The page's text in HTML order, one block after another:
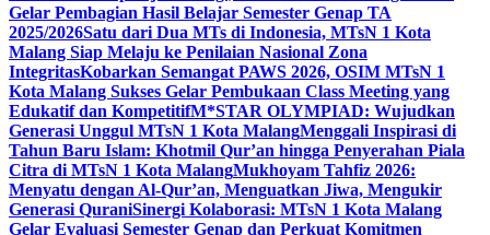
Gelar Pembagian Hasil Belajar Semester Genap TA
2025/2026Satu dari Dua MTs di Indonesia, MTsN 1 Kota
Malang Siap Melaju ke Penilaian Nasional Zona
IntegritasKobarkan Semangat PAWS 2026, OSIM MTsN 1
Kota Malang Sukses Gelar Pembukaan Class Meeting yang
Edukatif dan KompetitifM*STAR OLYMPIAD: Wujudkan
Generasi Unggul MTsN 1 Kota MalangMenggali Inspirasi di
Tahun Baru Islam: Khotmil Qur’an hingga Penyerahan Piala
Citra di MTsN 1 Kota MalangMukhoyam Tahfiz 2026:
Menyatu dengan Al-Qur’an, Menguatkan Jiwa, Mengukir
Generasi QuraniSinergi Kolaborasi: MTsN 1 Kota Malang
Gelar Evaluasi Semester Genap dan Perkuat Komitmen